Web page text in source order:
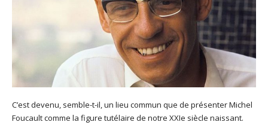
C’est devenu, semble-t-il, un lieu commun que de présenter Michel
Foucault comme la figure tutélaire de notre XXIe siècle naissant.